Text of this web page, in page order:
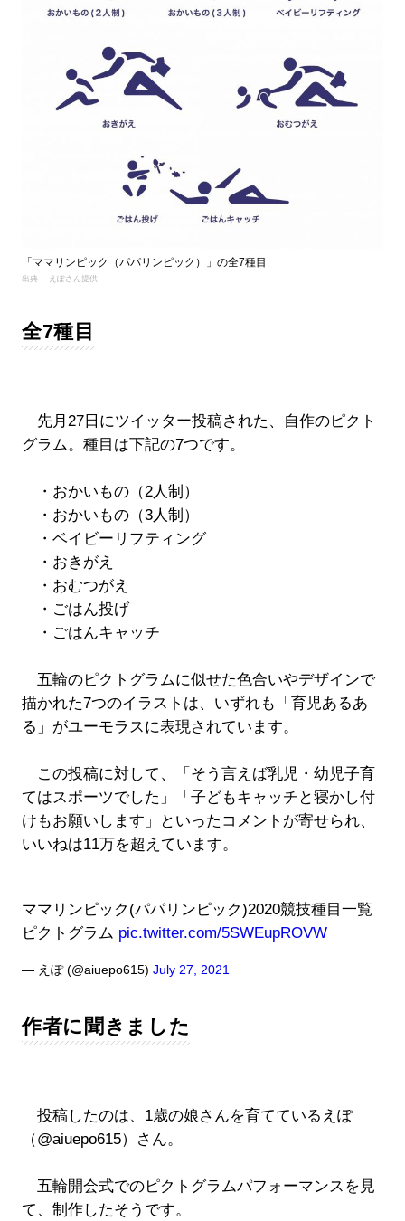
「ママリンピック（パパリンピック）」の全7種目
出典： えぽさん提供
全7種目
先月27日にツイッター投稿された、自作のピクト
グラム。種目は下記の7つです。
・おかいもの（2人制）
・おかいもの（3人制）
・ベイビーリフティング
・おきがえ
・おむつがえ
・ごはん投げ
・ごはんキャッチ
五輪のピクトグラムに似せた色合いやデザインで
描かれた7つのイラストは、いずれも「育児あるあ
る」がユーモラスに表現されています。
この投稿に対して、「そう言えば乳児・幼児子育
てはスポーツでした」「子どもキャッチと寝かし付
けもお願いします」といったコメントが寄せられ、
いいねは11万を超えています。
ママリンピック(パパリンピック)2020競技種目一覧
ピクトグラム pic.twitter.com/5SWEupROVW
— えぽ (@aiuepo615) July 27, 2021
作者に聞きました
投稿したのは、1歳の娘さんを育てているえぽ
（@aiuepo615）さん。
五輪開会式でのピクトグラムパフォーマンスを見
て、制作したそうです。